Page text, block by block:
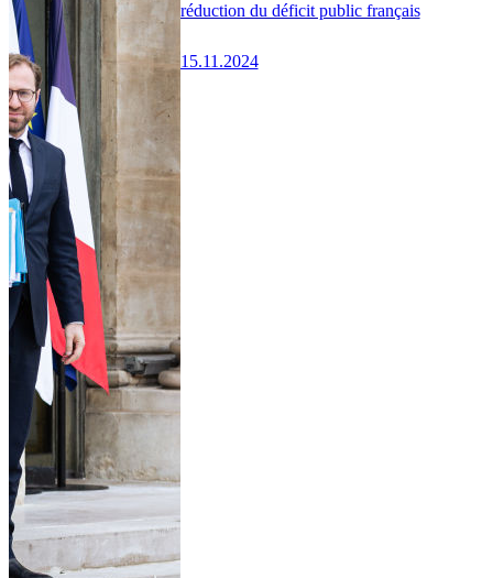
réduction du déficit public français
15.11.2024